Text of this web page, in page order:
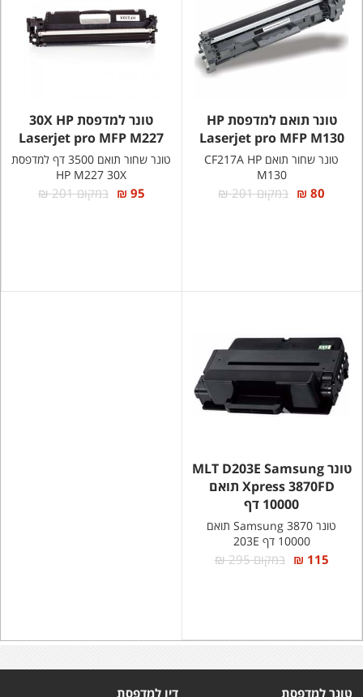
טונר תואם למדפסת HP
Laserjet pro MFP M130
טונר שחור תואם CF217A HP
M130
80 ₪ במקום 201 ₪
טונר למדפסת 30X HP
Laserjet pro MFP M227
טונר שחור תואם 3500 דף למדפסת
HP M227 30X
95 ₪ במקום 201 ₪
טונר MLT D203E Samsung
Xpress 3870FD תואם
10000 דף
טונר Samsung 3870 תואם
10000 דף 203E
115 ₪ במקום 295 ₪
טונר למדפסת דיו למדפסת